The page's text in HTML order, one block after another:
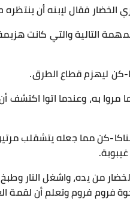
الخضار فقال لإبنه أن
التالية والتي كانت
ليهزم قطاع الطرق.
به، وعندما اتوا
كن مما جعله يتشقلب
من يده، واشغل
فروم فروم وتعلم أن لقمة